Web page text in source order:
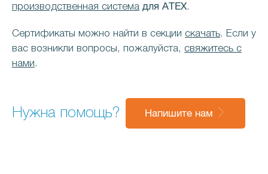
производственная система для ATEX.
Сертификаты можно найти в секции скачать. Если у
вас возникли вопросы, пожалуйста, свяжитесь с
нами.
Нужна помощь? Напишите нам